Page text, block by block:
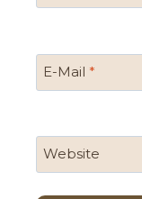
E-Mail *
Website